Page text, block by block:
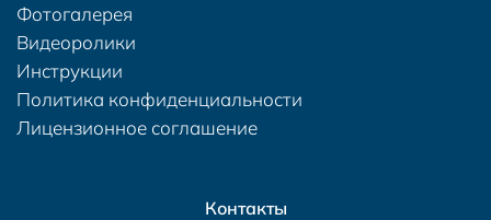
Фотогалерея
Видеоролики
Инструкции
Политика конфиденциальности
Лицензионное соглашение
Контакты